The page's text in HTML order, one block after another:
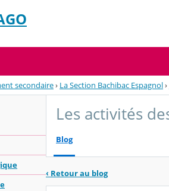
secondaire› La Section Bachibac Espagnol›
Les activités
Blog
‹ Retour au blog